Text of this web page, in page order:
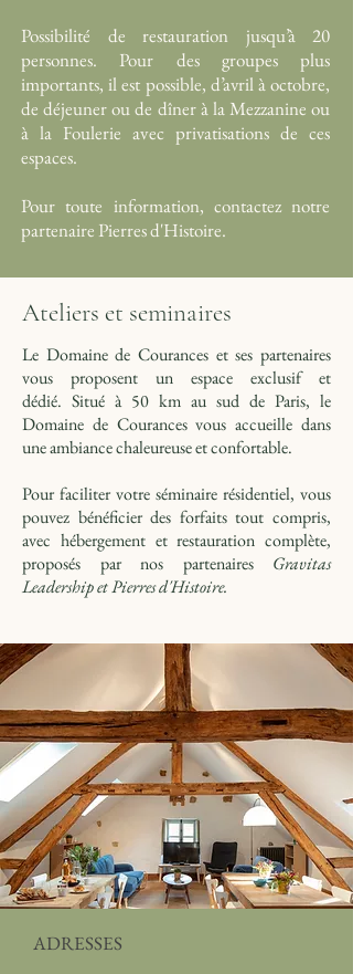
Possibilité de restauration jusqu’à 20
personnes. Pour des groupes plus
importants, il est possible, d’avril à octobre,
de déjeuner ou de dîner à la Mezzanine ou
à la Foulerie avec privatisations de ces
espaces.
Pour toute information, contactez notre
partenaire Pierres d'Histoire.
Ateliers et seminaires
Le Domaine de Courances et ses partenaires
vous proposent un espace exclusif et
dédié. Situé à 50 km au sud de Paris, le
Domaine de Courances vous accueille dans
une ambiance chaleureuse et confortable.
Pour faciliter votre séminaire résidentiel, vous
pouvez bénéficier des forfaits tout compris,
avec hébergement et restauration complète,
proposés par nos partenaires Gravitas
LeadershipetPierres d'Histoire.
ADRESSES